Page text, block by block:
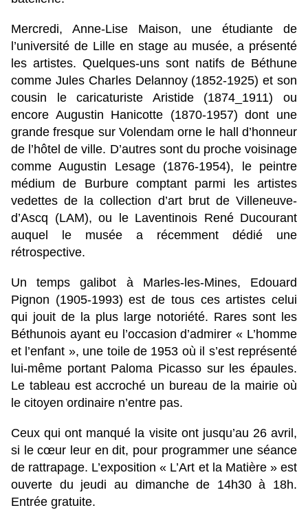
Mercredi, Anne-Lise Maison, une étudiante de
l’université de Lille en stage au musée, a présenté
les artistes. Quelques-uns sont natifs de Béthune
comme Jules Charles Delannoy (1852-1925) et son
cousin le caricaturiste Aristide (1874_1911) ou
encore Augustin Hanicotte (1870-1957) dont une
grande fresque sur Volendam orne le hall d’honneur
de l’hôtel de ville. D’autres sont du proche voisinage
comme Augustin Lesage (1876-1954), le peintre
médium de Burbure comptant parmi les artistes
vedettes de la collection d’art brut de Villeneuve-
d’Ascq (LAM), ou le Laventinois René Ducourant
auquel le musée a récemment dédié une
rétrospective.
Un temps galibot à Marles-les-Mines, Edouard
Pignon (1905-1993) est de tous ces artistes celui
qui jouit de la plus large notoriété. Rares sont les
Béthunois ayant eu l’occasion d’admirer « L’homme
et l’enfant », une toile de 1953 où il s’est représenté
lui-même portant Paloma Picasso sur les épaules.
Le tableau est accroché un bureau de la mairie où
le citoyen ordinaire n’entre pas.
Ceux qui ont manqué la visite ont jusqu’au 26 avril,
si le cœur leur en dit, pour programmer une séance
de rattrapage. L’exposition « L’Art et la Matière » est
ouverte du jeudi au dimanche de 14h30 à 18h.
Entrée gratuite.